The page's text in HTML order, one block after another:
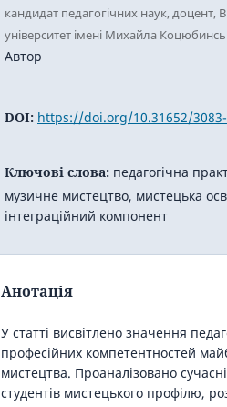
кандидат педагогічних наук,
університет імені Михайла
Автор
DOI: https://doi.org/10.31652/3083-
Ключові слова: педагогічна
музичне мистецтво, мистецька
інтеграційний компонент
Анотація
У статті висвітлено значення
професійних компетентностей
мистецтва. Проаналізовано
студентів мистецького профілю,